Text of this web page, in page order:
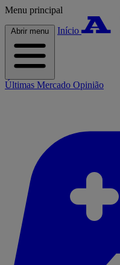
Menu principal
Abrir menu Início
Últimas Mercado Opinião